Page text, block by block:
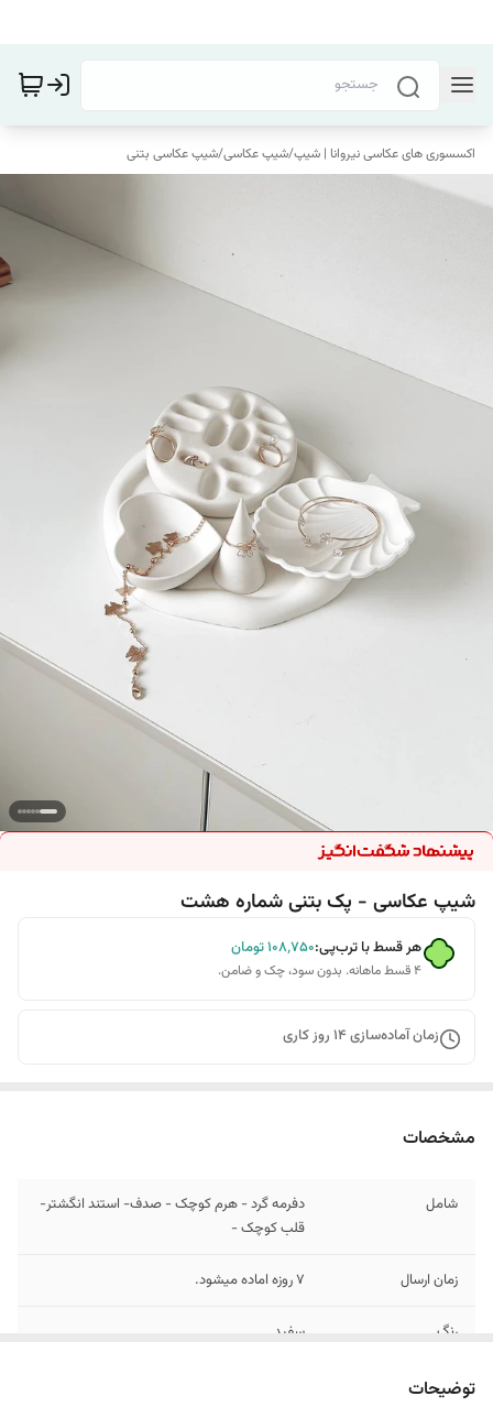
اکسسوری های عکاسی نیروانا | شیپ/شیپ عکاسی/شیپ عکاسی بتنی
شیپ عکاسی - پک بتنی شماره هشت
هر قسط با ترب‌پی:۱۰۸٬۷۵۰تومان
۴ قسط ماهانه. بدون سود، چک و ضامن.
زمان آماده‌سازی 14 روز کاری
مشخصات
شامل
دفرمه گرد - هرم کوچک - صدف- استند انگشتر-
قلب کوچک -
زمان ارسال 7 روزه اماده میشود.
رنگ سفید
جنس
توضیحات